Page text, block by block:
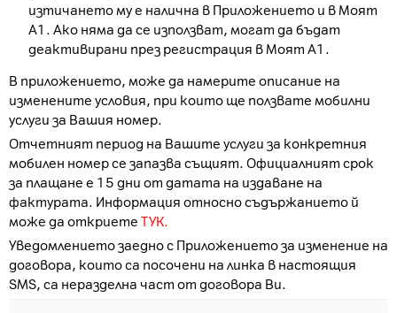
изтичането му е налична в Приложението и в Моят
А1. Ако няма да се използват, могат да бъдат
деактивирани през регистрация в Моят А1.
В приложението, може да намерите описание на
изменените условия, при които ще ползвате мобилни
услуги за Вашия номер.
Отчетният период на Вашите услуги за конкретния
мобилен номер се запазва същият. Официалният срок
за плащане е 15 дни от датата на издаване на
фактурата. Информация относно съдържанието й
може да откриете ТУК.
Уведомлението заедно с Приложението за изменение на
договора, които са посочени на линка в настоящия
SMS, са неразделна част от договора Ви.